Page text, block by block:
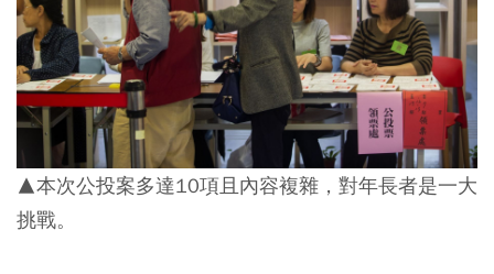
▲本次公投案多達10項且內容複雜，對年長者是一大
挑戰。